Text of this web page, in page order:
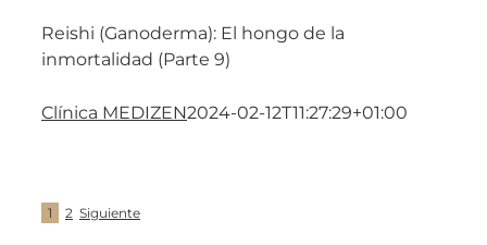
Reishi (Ganoderma): El hongo de la
inmortalidad (Parte 9)
Clínica MEDIZEN2024-02-12T11:27:29+01:00
1 2 Siguiente